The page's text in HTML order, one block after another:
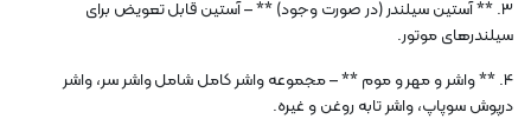
3. ** آستین سیلندر (در صورت وجود) ** – آستین قابل تعویض برای
سیلندرهای موتور.
4. ** واشر و مهر و موم ** – مجموعه واشر کامل شامل واشر سر، واشر
درپوش سوپاپ، واشر تابه روغن و غیره.